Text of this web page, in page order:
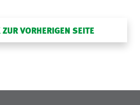
VORHERIGEN SEITE